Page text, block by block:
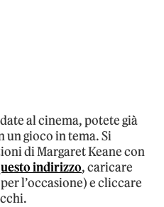
al cinema, potete già
un gioco in tema. Si
di Margaret Keane con
indirizzo, caricare
l’occasione) e cliccare